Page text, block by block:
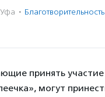
Уфа ·
принять участие
могут